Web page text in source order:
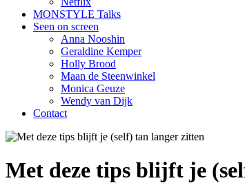
MONSTYLE Talks
Seen on screen
Anna Nooshin
Geraldine Kemper
Holly Brood
Maan de Steenwinkel
Monica Geuze
Wendy van Dijk
Contact
Met deze tips blijft je